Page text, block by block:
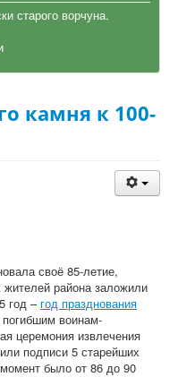
старого ворчуна.
камня к 100-
своё 85-летие,
района заложили
год –год празднования
воинам-
церемония извлечения
подписи 5 старейших
было от 86 до 90